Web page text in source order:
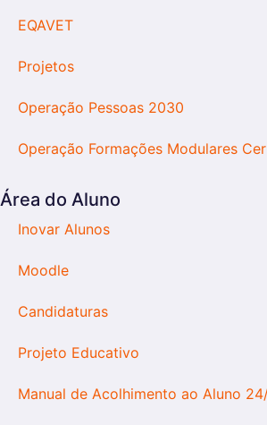
EQAVET
Projetos
Operação Pessoas 2030
Operação Formações Modulares
Área do Aluno
Inovar Alunos
Moodle
Candidaturas
Projeto Educativo
Manual de Acolhimento ao Aluno